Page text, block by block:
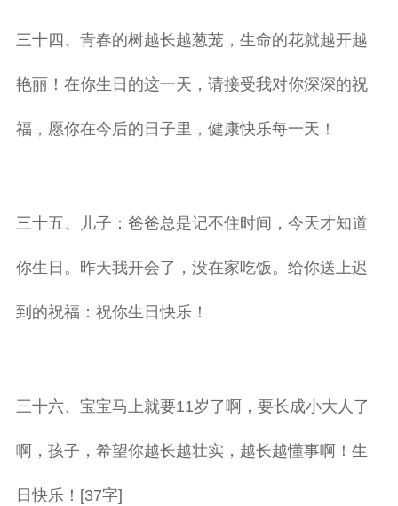
三十四、青春的树越长越葱茏，生命的花就越开越
艳丽！在你生日的这一天，请接受我对你深深的祝
福，愿你在今后的日子里，健康快乐每一天！
三十五、儿子：爸爸总是记不住时间，今天才知道
你生日。昨天我开会了，没在家吃饭。给你送上迟
到的祝福：祝你生日快乐！
三十六、宝宝马上就要11岁了啊，要长成小大人了
啊，孩子，希望你越长越壮实，越长越懂事啊！生
日快乐！[37字]